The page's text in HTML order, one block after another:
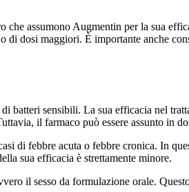
assumono Augmentin per la sua
di dosi maggiori. È importante anche
batteri sensibili. La sua efficacia nel
il farmaco può essere assunto in
di febbre acuta o febbre cronica. In
sua efficacia è strettamente minore.
il sesso da formulazione orale.